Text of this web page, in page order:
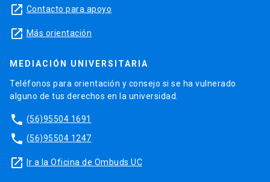
launch Contacto para apoyo
launch Más orientación
MEDIACIÓN UNIVERSITARIA
Teléfonos para orientación y consejo si se ha vulnerado
alguno de tus derechos en la universidad.
phone (56)95504 1691
phone (56)95504 1247
launch Ir a la Oficina de Ombuds UC